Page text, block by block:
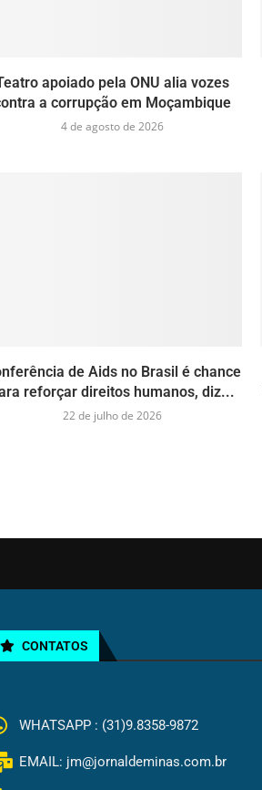
apoiado pela ONU alia vozes
a corrupção em Moçambique
4 de agosto de 2026
de Aids no Brasil é chance
reforçar direitos humanos, diz...
22 de julho de 2026
CONTATOS
WHATSAPP : (31)9.8358-9872
EMAIL: jm@jornaldeminas.com.br